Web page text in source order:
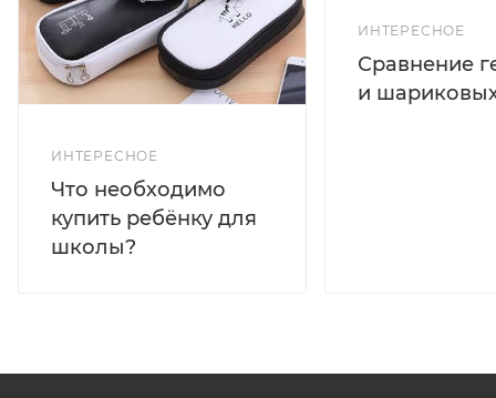
ИНТЕРЕСНОЕ
Что необходимо
купить ребёнку для
школы?
ИНТЕРЕСНОЕ
Сравнение
и